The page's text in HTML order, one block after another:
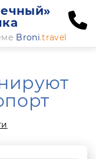
Broni.travel